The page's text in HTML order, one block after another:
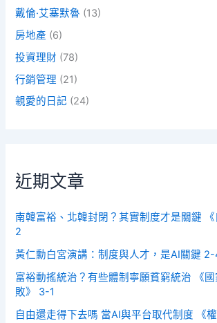
戴倫·艾塞默魯 (13)
房地產 (6)
投資理財 (78)
行銷管理 (21)
親愛的日記 (24)
近期文章
南韓富裕、北韓封閉？其實制度才是關鍵
2
黃仁勳白宮演講：制度與人才，是AI關鍵
富裕動搖統治？有些體制寧願貧窮統治 《
敗》 3-1
自由還走得下去嗎 當AI與平台取代制度 《